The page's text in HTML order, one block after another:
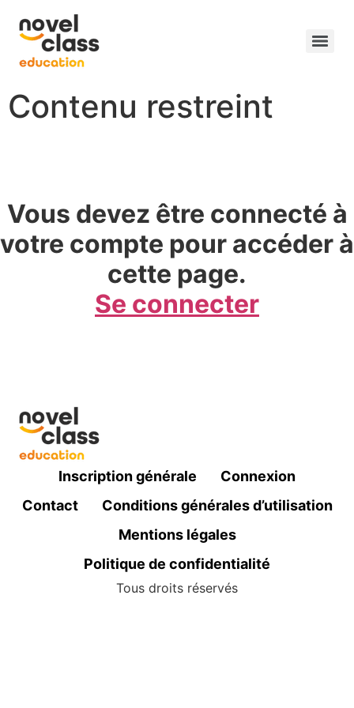
Contenu restreint
Vous devez être connecté à
votre compte pour accéder à
cette page.
Se connecter
Inscription générale
Connexion
Contact
Conditions générales d’utilisation
Mentions légales
Politique de confidentialité
Tous droits réservés